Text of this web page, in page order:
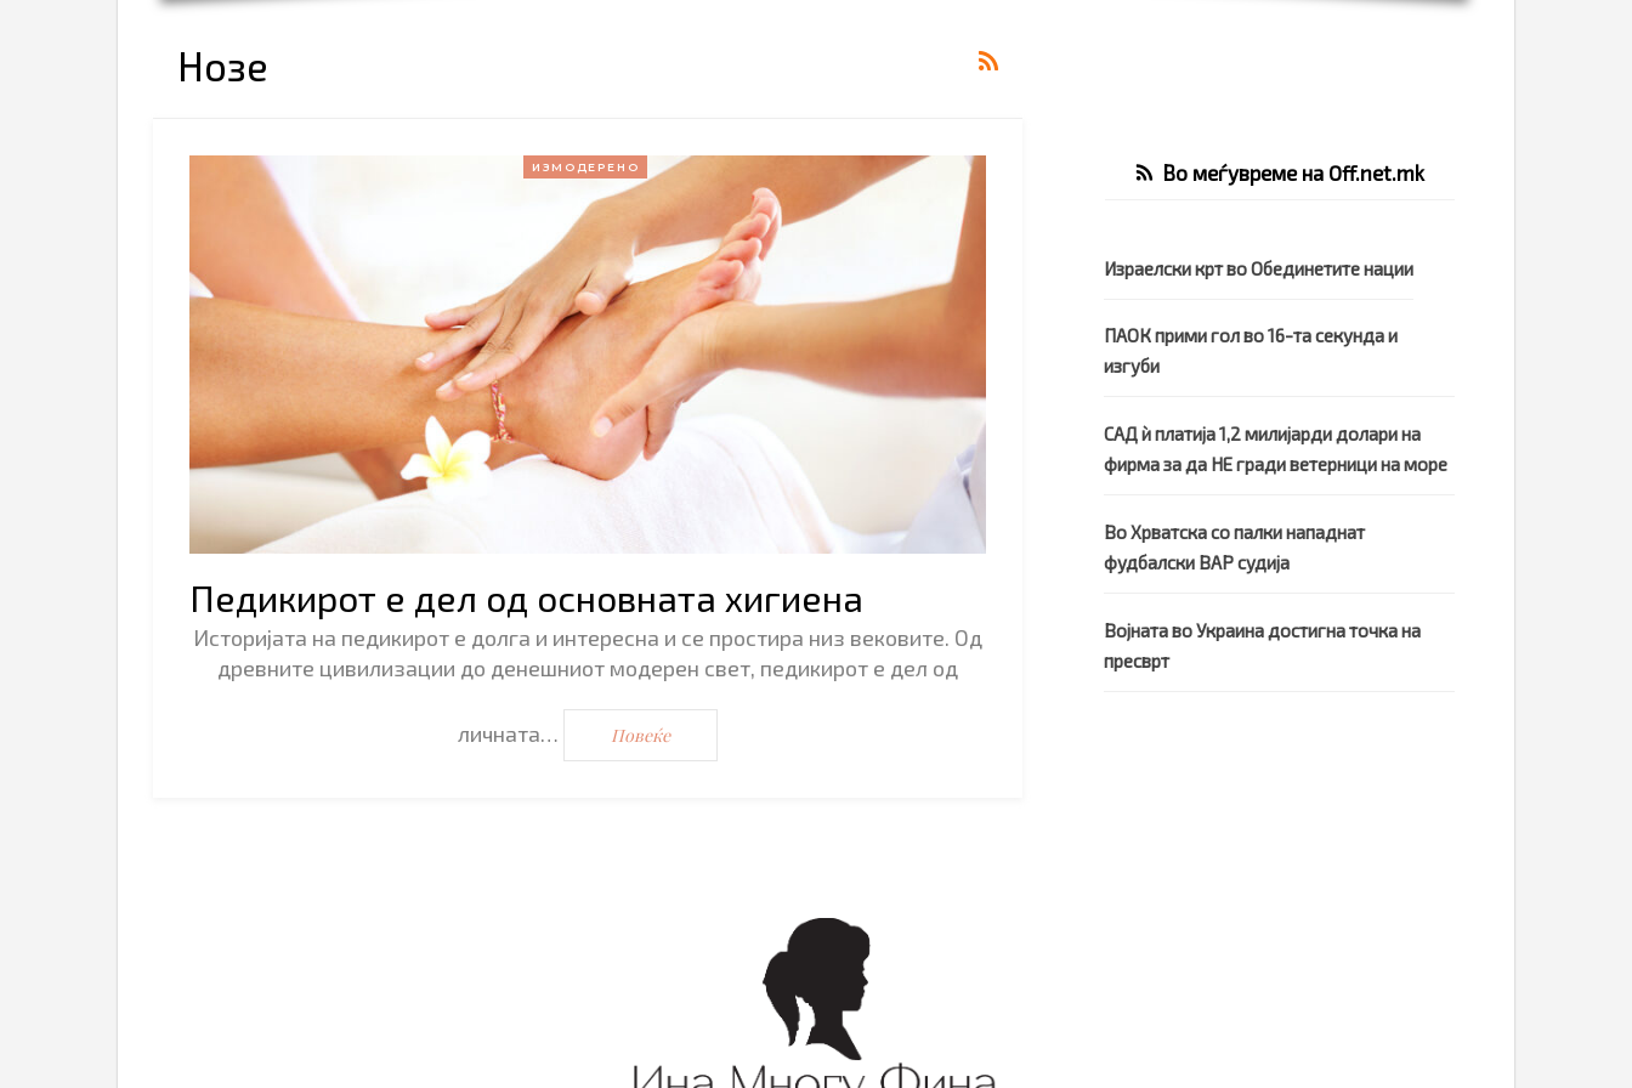
Нозе
ИЗМОДЕРЕНО
Педикирот е дел од основната хигиена
Историјата на педикирот е долга и интересна и се простира низ вековите. Од
древните цивилизации до денешниот модерен свет, педикирот е дел од
личната… Повеќе
Во меѓувреме на Off.net.mk
Израелски крт во Обединетите нации
ПАОК прими гол во 16-та секунда и
изгуби
САД ѝ платија 1,2 милијарди долари на
фирма за да НЕ гради ветерници на море
Во Хрватска со палки нападнат
фудбалски ВАР судија
Војната во Украина достигна точка на
пресврт